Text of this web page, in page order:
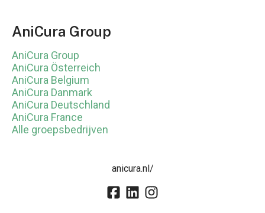
AniCura Group
AniCura Group
AniCura Österreich
AniCura Belgium
AniCura Danmark
AniCura Deutschland
AniCura France
Alle groepsbedrijven
anicura.nl/